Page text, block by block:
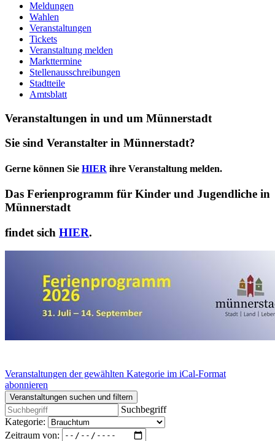
Meldungen
Wahlen
Veranstaltungen
Tickets
Veranstaltung melden
Markttermine
Stellenausschreibungen
Stadtteile
Amtsblatt
Veranstaltungen in und um Münnerstadt
Sie sind Veranstalter in Münnerstadt?
Gerne können Sie HIER ihre Veranstaltung melden.
Das Ferienprogramm für Kinder und Jugendliche in
Münnerstadt
findet sich HIER.
Veranstaltungen der gewählten Kategorie im iCal-Format
abonnieren
Veranstaltungen suchen und filtern
Suchbegriff
Kategorie:
Zeitraum von: